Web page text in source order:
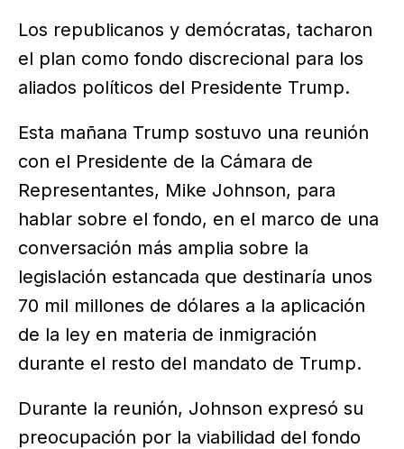
Los republicanos y demócratas, tacharon
el plan como fondo discrecional para los
aliados políticos del Presidente Trump.
Esta mañana Trump sostuvo una reunión
con el Presidente de la Cámara de
Representantes, Mike Johnson, para
hablar sobre el fondo, en el marco de una
conversación más amplia sobre la
legislación estancada que destinaría unos
70 mil millones de dólares a la aplicación
de la ley en materia de inmigración
durante el resto del mandato de Trump.
Durante la reunión, Johnson expresó su
preocupación por la viabilidad del fondo